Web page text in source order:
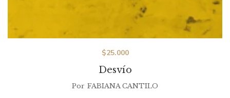
Desvío
$25.000
Por FABIANA CANTILO